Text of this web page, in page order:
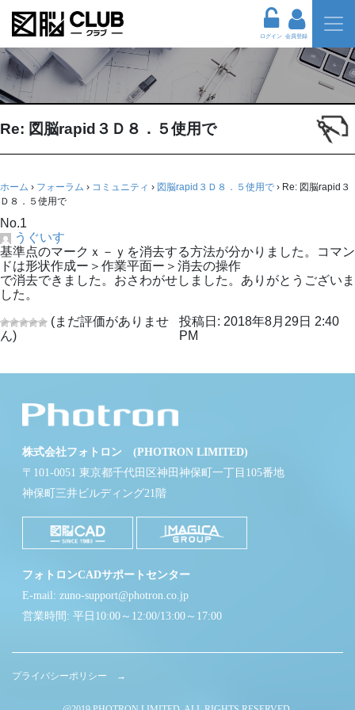
ログイン 会員登録
Re: 図脳rapid３Ｄ８．５使用で
ホーム › フォーラム › コミュニティ › 図脳rapid３Ｄ８．５使用で › Re: 図脳rapid３
Ｄ８．５使用で
No.1
うぐいす
基準点のマークｘ－ｙを消去する方法が分かりました。コマン
ドは形状作成ー＞作業平面ー＞消去の操作
で消去できました。おさわがせしました。ありがとうございま
した。
(まだ評価がありませ
ん)
投稿日: 2018年8月29日 2:40
PM
株式会社フォトロン (PHOTRON LIMITED)
〒101-0051 東京都千代田区神田神保町一丁目105番地
神保町三井ビルディング21階
フォトロンCADサポートセンター
E-mail: zuno-support@photron.co.jp
営業時間: 平日10:00～12:00/13:00～17:00
プライバシーポリシー →